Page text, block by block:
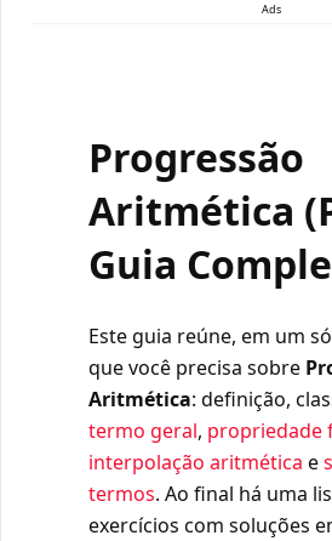
Ads
Progressão
Aritmética
Guia
Este guia reúne, em um
que você precisa sobre
Aritmética: definição,
termo geral, propriedade
interpolação aritmética e
termos. Ao final há uma
exercícios com soluções